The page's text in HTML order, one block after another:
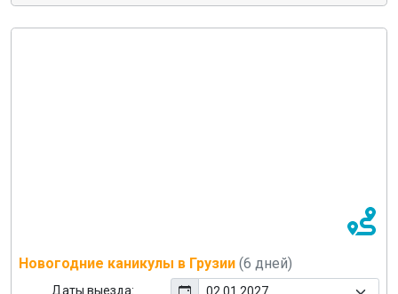
Новогодние каникулы в Грузии (6 дней)
Даты выезда: